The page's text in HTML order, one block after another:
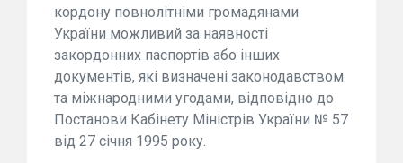
кордону повнолітніми громадянами
України можливий за наявності
закордонних паспортів або інших
документів, які визначені законодавством
та міжнародними угодами, відповідно до
Постанови Кабінету Міністрів України № 57
від 27 січня 1995 року.